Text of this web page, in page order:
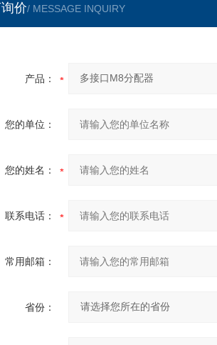
价/ MESSAGE INQUIRY
产品：
您的单位：
您的姓名：
联系电话：
常用邮箱：
省份：